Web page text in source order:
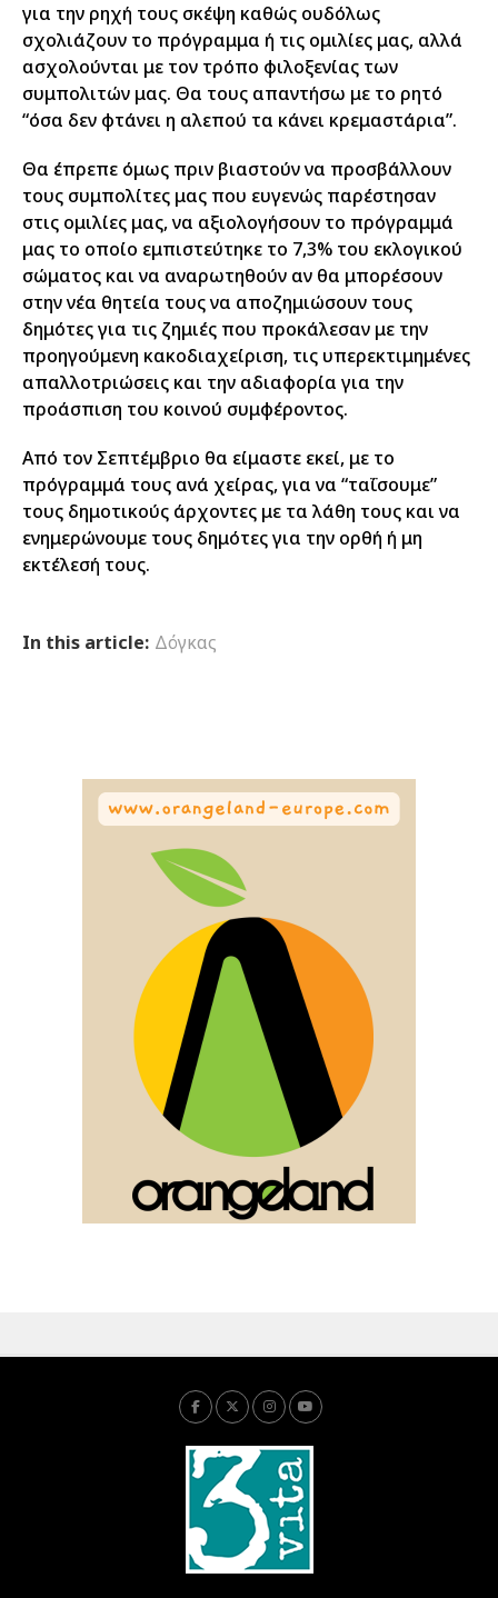
για την ρηχή τους σκέψη καθώς ουδόλως
σχολιάζουν το πρόγραμμα ή τις ομιλίες μας, αλλά
ασχολούνται με τον τρόπο φιλοξενίας των
συμπολιτών μας. Θα τους απαντήσω με το ρητό
“όσα δεν φτάνει η αλεπού τα κάνει κρεμαστάρια”.
Θα έπρεπε όμως πριν βιαστούν να προσβάλλουν
τους συμπολίτες μας που ευγενώς παρέστησαν
στις ομιλίες μας, να αξιολογήσουν το πρόγραμμά
μας το οποίο εμπιστεύτηκε το 7,3% του εκλογικού
σώματος και να αναρωτηθούν αν θα μπορέσουν
στην νέα θητεία τους να αποζημιώσουν τους
δημότες για τις ζημιές που προκάλεσαν με την
προηγούμενη κακοδιαχείριση, τις υπερεκτιμημένες
απαλλοτριώσεις και την αδιαφορία για την
προάσπιση του κοινού συμφέροντος.
Από τον Σεπτέμβριο θα είμαστε εκεί, με το
πρόγραμμά τους ανά χείρας, για να “ταΐσουμε”
τους δημοτικούς άρχοντες με τα λάθη τους και να
ενημερώνουμε τους δημότες για την ορθή ή μη
εκτέλεσή τους.
In this article: Δόγκας